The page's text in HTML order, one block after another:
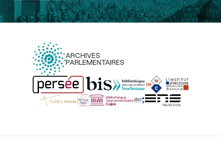
ARCHIVES
PARLEMENTAIRES
Menu